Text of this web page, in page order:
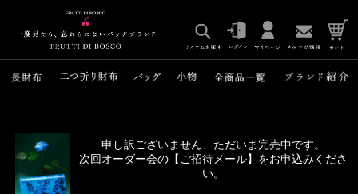
申し訳ございません、ただいま完売中です。
次回オーダー会の【ご招待メール】をお申込みくださ
い。